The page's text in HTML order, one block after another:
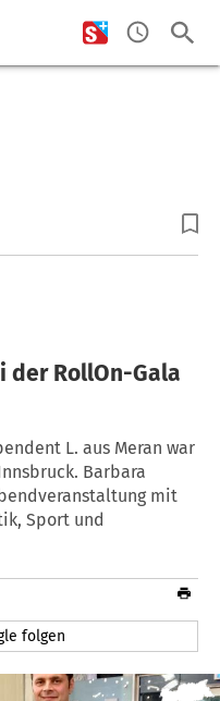
der RollOn-Gala
L. aus Meran war
Barbara
mit
Sport und
folgen